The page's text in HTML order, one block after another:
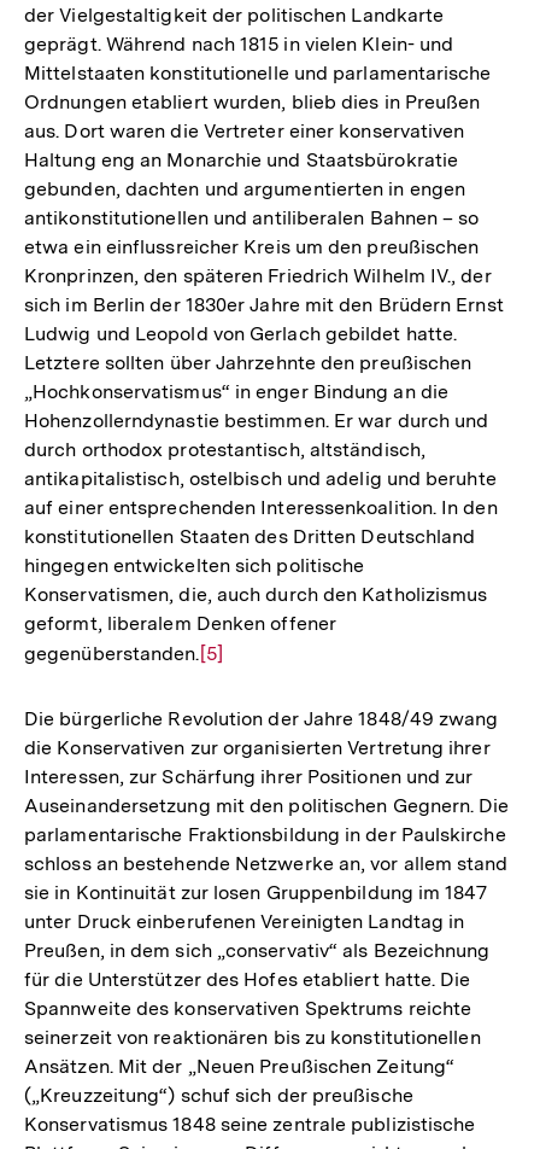
der Vielgestaltigkeit der politischen Landkarte
geprägt. Während nach 1815 in vielen Klein- und
Mittelstaaten konstitutionelle und parlamentarische
Ordnungen etabliert wurden, blieb dies in Preußen
aus. Dort waren die Vertreter einer konservativen
Haltung eng an Monarchie und Staatsbürokratie
gebunden, dachten und argumentierten in engen
antikonstitutionellen und antiliberalen Bahnen – so
etwa ein einflussreicher Kreis um den preußischen
Kronprinzen, den späteren Friedrich Wilhelm IV., der
sich im Berlin der 1830er Jahre mit den Brüdern Ernst
Ludwig und Leopold von Gerlach gebildet hatte.
Letztere sollten über Jahrzehnte den preußischen
„Hochkonservatismus“ in enger Bindung an die
Hohenzollerndynastie bestimmen. Er war durch und
durch orthodox protestantisch, altständisch,
antikapitalistisch, ostelbisch und adelig und beruhte
auf einer entsprechenden Interessenkoalition. In den
konstitutionellen Staaten des Dritten Deutschland
hingegen entwickelten sich politische
Konservatismen, die, auch durch den Katholizismus
geformt, liberalem Denken offener
gegenüberstanden. Zur
der
Fußnote
[5]
Die bürgerliche Revolution der Jahre 1848/49 zwang
die Konservativen zur organisierten Vertretung ihrer
Interessen, zur Schärfung ihrer Positionen und zur
Auseinandersetzung mit den politischen Gegnern. Die
parlamentarische Fraktionsbildung in der Paulskirche
schloss an bestehende Netzwerke an, vor allem stand
sie in Kontinuität zur losen Gruppenbildung im 1847
unter Druck einberufenen Vereinigten Landtag in
Preußen, in dem sich „conservativ“ als Bezeichnung
für die Unterstützer des Hofes etabliert hatte. Die
Spannweite des konservativen Spektrums reichte
seinerzeit von reaktionären bis zu konstitutionellen
Ansätzen. Mit der „Neuen Preußischen Zeitung“
(„Kreuzzeitung“) schuf sich der preußische
Konservatismus 1848 seine zentrale publizistische